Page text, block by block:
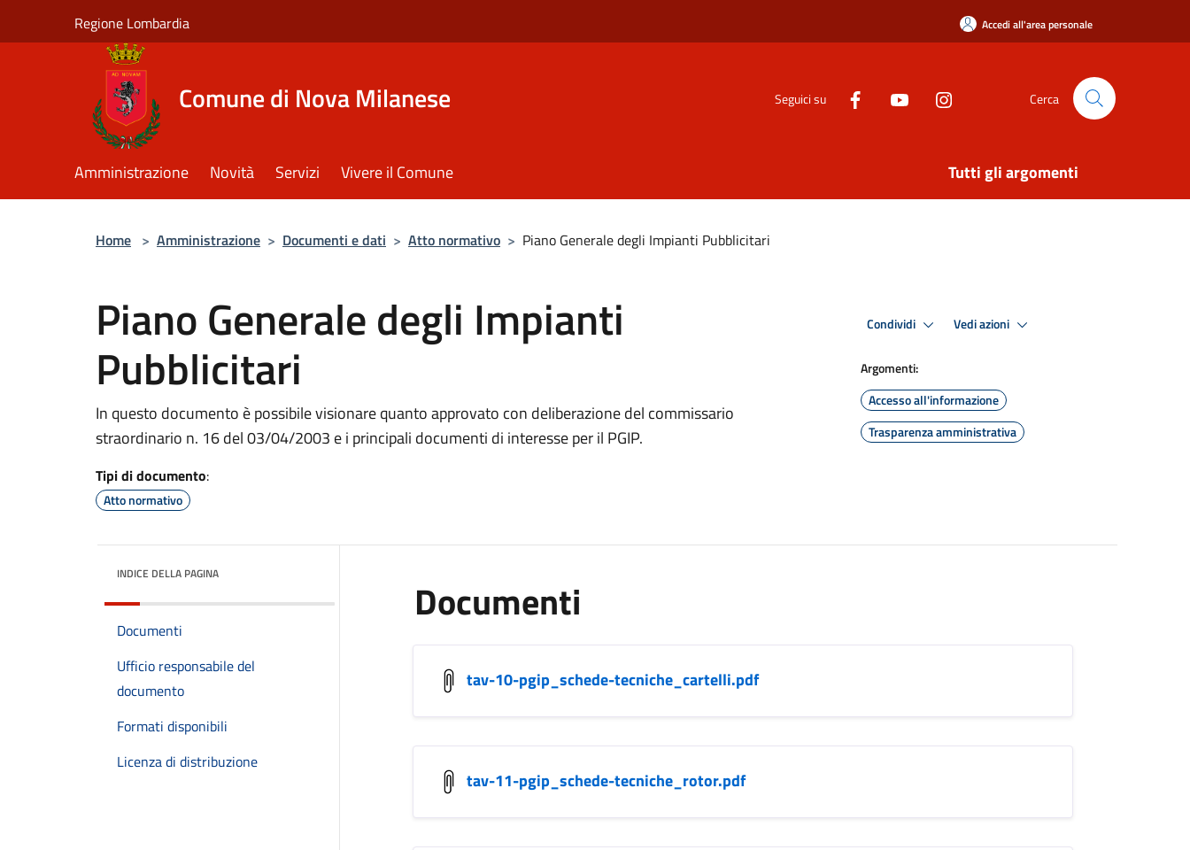
Regione Lombardia Accedi all'area personale
Comune di Nova Milanese Seguici su Cerca
Amministrazione Novità Servizi Vivere il Comune Tutti gli argomenti
Home > Amministrazione > Documenti e dati > Atto normativo > Piano Generale degli Impianti Pubblicitari
Piano Generale degli Impianti
Pubblicitari
In questo documento è possibile visionare quanto approvato con deliberazione del commissario
straordinario n. 16 del 03/04/2003 e i principali documenti di interesse per il PGIP.
Tipi di documento:
Atto normativo
Condividi Vedi azioni
Argomenti:
Accesso all'informazione
Trasparenza amministrativa
INDICE DELLA PAGINA
Documenti
Ufficio responsabile del
documento
Formati disponibili
Licenza di distribuzione
Documenti
tav-10-pgip_schede-tecniche_cartelli.pdf
tav-11-pgip_schede-tecniche_rotor.pdf